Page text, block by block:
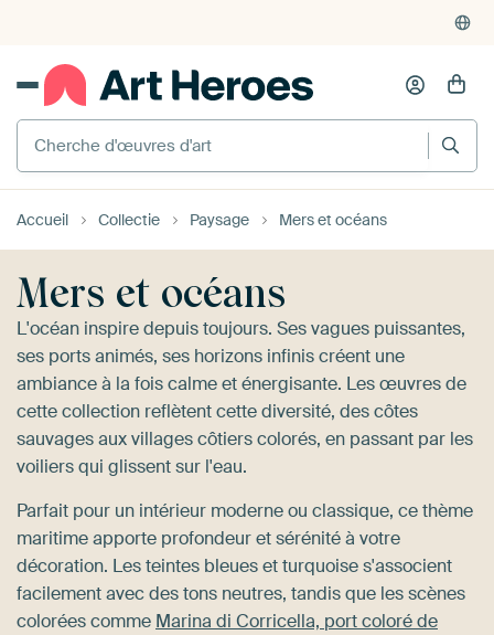
375'000+ murs vides remplis
Accueil Collectie Paysage Mers et océans
Mers et océans
L'océan inspire depuis toujours. Ses vagues puissantes,
ses ports animés, ses horizons infinis créent une
ambiance à la fois calme et énergisante. Les œuvres de
cette collection reflètent cette diversité, des côtes
sauvages aux villages côtiers colorés, en passant par les
voiliers qui glissent sur l'eau.
Parfait pour un intérieur moderne ou classique, ce thème
maritime apporte profondeur et sérénité à votre
décoration. Les teintes bleues et turquoise s'associent
facilement avec des tons neutres, tandis que les scènes
colorées comme Marina di Corricella, port coloré de